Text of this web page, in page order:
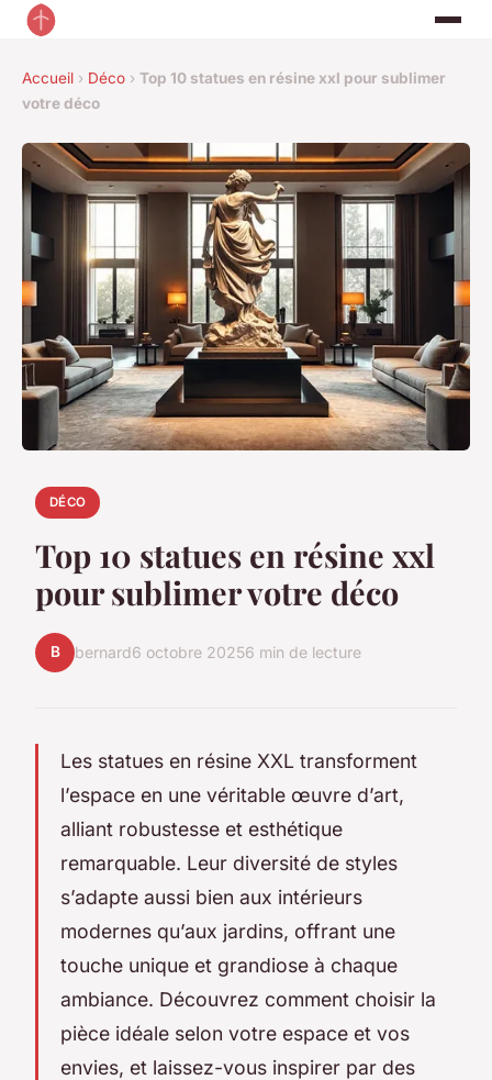
Accueil › Déco › Top 10 statues en résine xxl pour sublimer
votre déco
DÉCO
Top 10 statues en résine xxl
pour sublimer votre déco
B bernard6 octobre 20256 min de lecture
Les statues en résine XXL transforment
l’espace en une véritable œuvre d’art,
alliant robustesse et esthétique
remarquable. Leur diversité de styles
s’adapte aussi bien aux intérieurs
modernes qu’aux jardins, offrant une
touche unique et grandiose à chaque
ambiance. Découvrez comment choisir la
pièce idéale selon votre espace et vos
envies, et laissez-vous inspirer par des